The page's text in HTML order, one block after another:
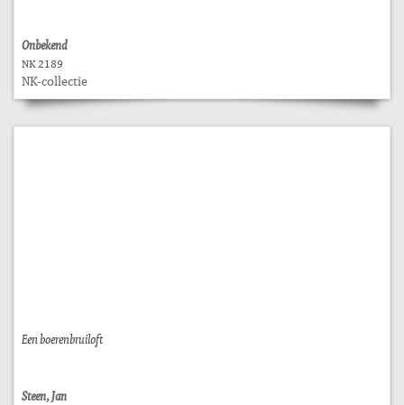
Onbekend
NK 2189
NK-collectie
Een boerenbruiloft
Steen, Jan